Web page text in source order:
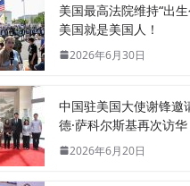
美国最高法院维持“出
美国就是美国人！
2026年6月30日
中国驻美国大使谢锋邀
德·萨科尔斯基再次访华
2026年6月20日